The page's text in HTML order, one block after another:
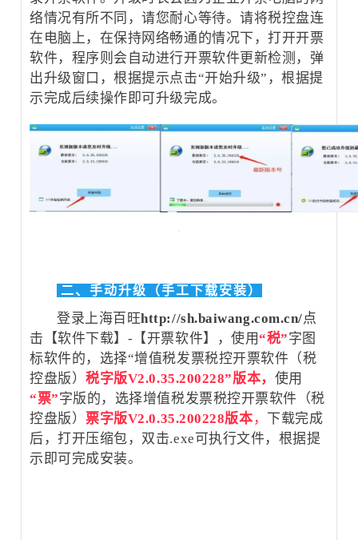
络情况有所不同，请您耐心等待。请将税控盘连
在电脑上，在保持网络畅通的情况下，打开开票
软件，程序则会自动进行开票软件更新检测，弹
出升级窗口，根据提示点击“开始升级”，根据提
示完成后续操作即可升级完成。
二、手动升级（手工下载安装）
登录上海百旺http://sh.baiwang.com.cn/点
击【软件下载】-【开票软件】，使用“税”字图
标软件的，选择“增值税发票税控开票软件（税
控盘版）税字版V2.0.35.200228”版本， 使用
“票”字版的，选择增值税发票税控开票软件（税
控盘版） 票字版V2.0.35.200228版本 ，
下载完成
后，打开压缩包，双击.exe可执行文件，根据提
示即可完成安装。